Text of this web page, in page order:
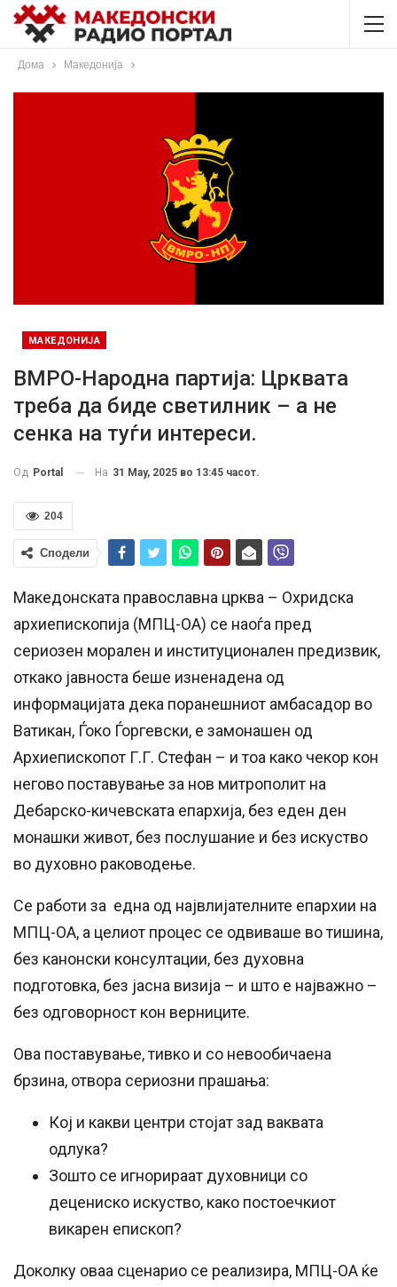
Дома Македонија
МАКЕДОНИЈА
ВМРО-Народна партија: Црквата
треба да биде светилник – а не
сенка на туѓи интереси.
Од Portal На 31 May, 2025 во 13:45 часот.
204
Сподели
Македонската православна црква – Охридска
архиепископија (МПЦ-ОА) се наоѓа пред
сериозен морален и институционален предизвик,
откако јавноста беше изненадена од
информацијата дека поранешниот амбасадор во
Ватикан, Ѓоко Ѓоргевски, е замонашен од
Архиепископот Г.Г. Стефан – и тоа како чекор кон
негово поставување за нов митрополит на
Дебарско-кичевската епархија, без еден ден
монашки живот, без послушание и без искуство
во духовно раководење.
Се работи за една од највлијателните епархии на
МПЦ-ОА, а целиот процес се одвиваше во тишина,
без канонски консултации, без духовна
подготовка, без јасна визија – и што е најважно –
без одговорност кон верниците.
Ова поставување, тивко и со невообичаена
брзина, отвора сериозни прашања:
Кој и какви центри стојат зад ваквата
одлука?
Зошто се игнорираат духовници со
децениско искуство, како постоечкиот
викарен епископ?
Доколку оваа сценарио се реализира, МПЦ-ОА ќе